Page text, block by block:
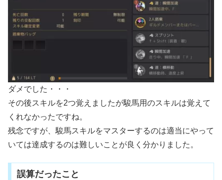
ダメでした・・・
その後スキルを2つ覚えましたが駿馬用のスキルは覚えて
くれなかったですね。
残念ですが、駿馬スキルをマスターするのは適当にやって
いては達成するのは難しいことが良く分かりました。
誤算だったこと